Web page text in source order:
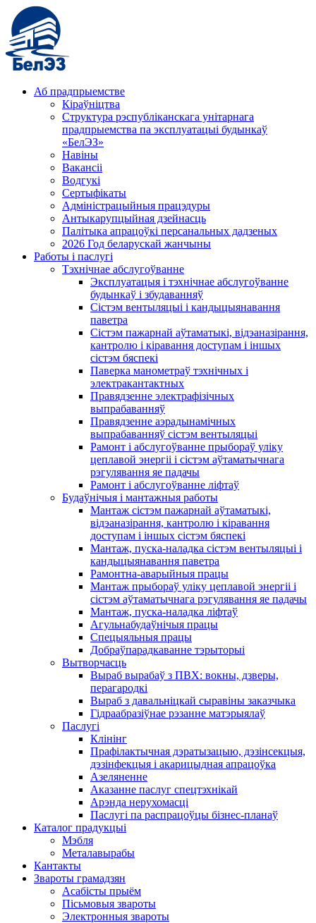
Аб прадпрыемстве
Кіраўніцтва
Структура рэспубліканскага унітарнага
прадпрыемства па эксплуатацыі будынкаў
«БелЭЗ»
Навіны
Вакансіі
Водгукі
Сертыфікаты
Адміністрацыйныя працэдуры
Антыкарупцыйная дзейнасць
Палітыка апрацоўкі персанальных дадзеных
2026 Год беларускай жанчыны
Работы і паслугі
Тэхнічнае абслугоўванне
Эксплуатацыя і тэхнічнае абслугоўванне
будынкаў і збудаванняў
Сістэм вентыляцыі і кандыцыянавання
паветра
Сістэм пажарнай аўтаматыкі, відэаназірання,
кантролю і кіравання доступам і іншых
сістэм бяспекі
Паверка манометраў тэхнічных і
электракантактных
Правядзенне электрафізічных
выпрабаванняў
Правядзенне аэрадынамічных
выпрабаванняў сістэм вентыляцыі
Рамонт і абслугоўванне прыбораў уліку
цеплавой энергіі і сістэм аўтаматычнага
рэгулявання яе падачы
Рамонт і абслугоўванне ліфтаў
Будаўнічыя і мантажныя работы
Мантаж сістэм пажарнай аўтаматыкі,
відэаназірання, кантролю і кіравання
доступам і іншых сістэм бяспекі
Мантаж, пуска-наладка сістэм вентыляцыі і
кандыцыянавання паветра
Рамонтна-аварыйныя працы
Мантаж прыбораў уліку цеплавой энергіі і
сістэм аўтаматычнага рэгулявання яе падачы
Мантаж, пуска-наладка ліфтаў
Агульнабудаўнічыя працы
Спецыяльныя працы
Добраўпарадкаванне тэрыторыі
Вытворчасць
Выраб вырабаў з ПВХ: вокны, дзверы,
перагародкі
Выраб з давальніцкай сыравіны заказчыка
Гідраабразіўнае рэзанне матэрыялаў
Паслугі
Клінінг
Прафілактычная дэратызацыю, дэзiнсекцыя,
дэзінфекцыя і акарицыдная апрацоўка
Азеляненне
Аказанне паслуг спецтэхнікай
Арэнда нерухомасці
Паслугі па распрацоўцы бізнес-планаў
Каталог прадукцыі
Мэбля
Металавырабы
Кантакты
Звароты грамадзян
Асабісты прыём
Пісьмовыя звароты
Электронныя звароты